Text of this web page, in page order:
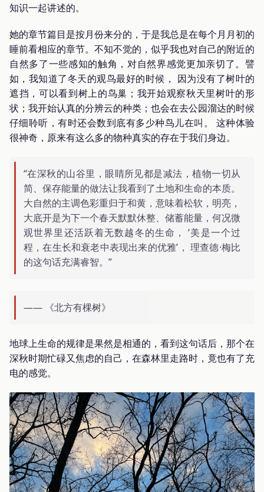
知识一起讲述的。
她的章节篇目是按月份来分的，于是我总是在每个月月初的
睡前看相应的章节。不知不觉的，似乎我也对自己的附近的
自然多了一些感知的触角，对自然界感觉更加亲切了。譬
如，我知道了冬天的观鸟最好的时候， 因为没有了树叶的
遮挡，可以看到树上的鸟巢；我开始观察秋天里树叶的形
状；我开始认真的分辨云的种类；也会在去公园溜达的时候
仔细聆听，有时还会数到底有多少种鸟儿在叫。 这种体验
很神奇，原来有这么多的物种真实的存在于我们身边。
“在深秋的山谷里，眼睛所见都是减法，植物一切从
简、保存能量的做法让我看到了土地和生命的本质。
大自然的主调色彩重归于和黄，意味着松软，明亮，
大底开是为下一个春天默默休整、储蓄能量，何况微
观世界里还活跃着无数越冬的生命， ‘美是一个过
程，在生长和衰老中表现出来的优雅’， 理查德·梅比
的这句话充满睿智。”
—— 《北方有棵树》
地球上生命的规律是果然是相通的，看到这句话后，那个在
深秋时期忙碌又焦虑的自己，在森林里走路时，竟也有了充
电的感觉。